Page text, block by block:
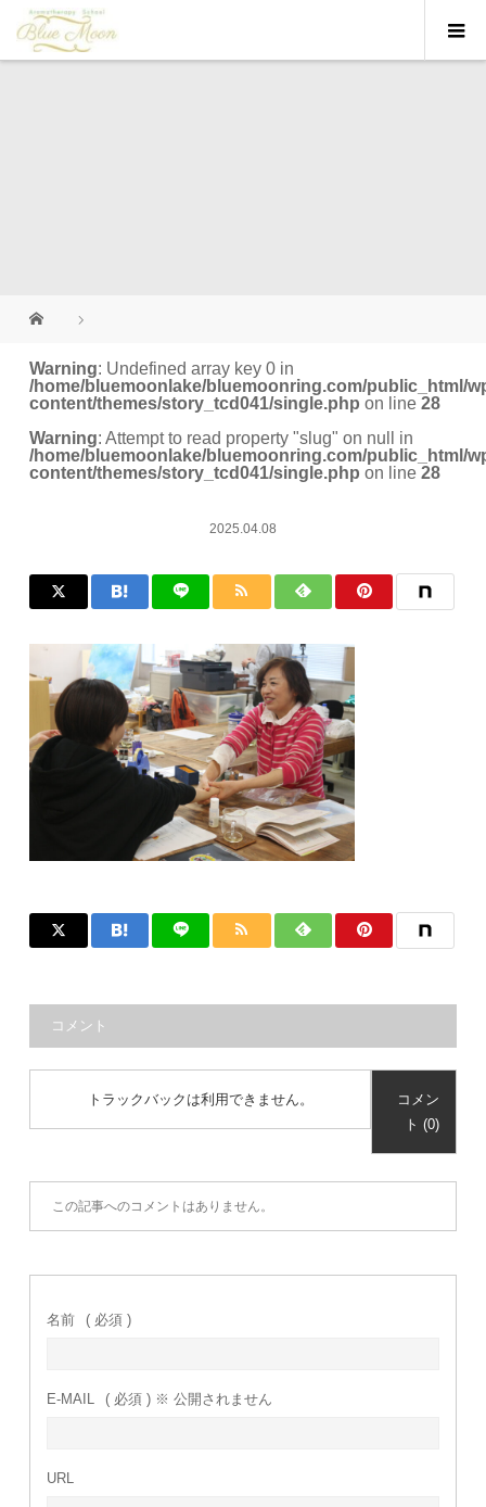
Warning: Undefined array key 0 in
/home/bluemoonlake/bluemoonring.com/public_html/
content/themes/story_tcd041/single.php on line28
Warning: Attempt to read property "slug" on null in
/home/bluemoonlake/bluemoonring.com/public_html/
content/themes/story_tcd041/single.php on line28
2025.04.08
コメント
トラックバックは利用できません。
コメン
ト (0)
この記事へのコメントはありません。
名前 ( 必須 )
E-MAIL ( 必須 ) ※ 公開されません
URL